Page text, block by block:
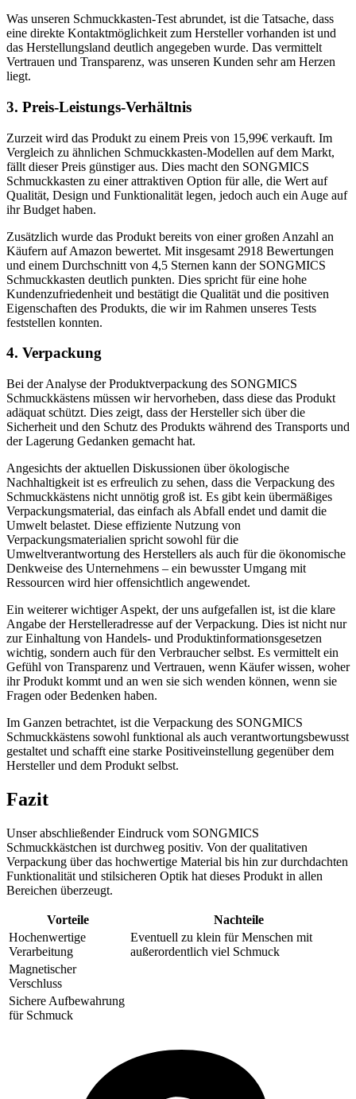
Was unseren Schmuckkasten-Test abrundet, ist die Tatsache, dass
eine direkte Kontaktmöglichkeit zum Hersteller vorhanden ist und
das Herstellungsland deutlich angegeben wurde. Das vermittelt
Vertrauen und Transparenz, was unseren Kunden sehr am Herzen
liegt.
3. Preis-Leistungs-Verhältnis
Zurzeit wird das Produkt zu einem Preis von 15,99€ verkauft. Im
Vergleich zu ähnlichen Schmuckkasten-Modellen auf dem Markt,
fällt dieser Preis günstiger aus. Dies macht den SONGMICS
Schmuckkasten zu einer attraktiven Option für alle, die Wert auf
Qualität, Design und Funktionalität legen, jedoch auch ein Auge auf
ihr Budget haben.
Zusätzlich wurde das Produkt bereits von einer großen Anzahl an
Käufern auf Amazon bewertet. Mit insgesamt 2918 Bewertungen
und einem Durchschnitt von 4,5 Sternen kann der SONGMICS
Schmuckkasten deutlich punkten. Dies spricht für eine hohe
Kundenzufriedenheit und bestätigt die Qualität und die positiven
Eigenschaften des Produkts, die wir im Rahmen unseres Tests
feststellen konnten.
4. Verpackung
Bei der Analyse der Produktverpackung des SONGMICS
Schmuckkästens müssen wir hervorheben, dass diese das Produkt
adäquat schützt. Dies zeigt, dass der Hersteller sich über die
Sicherheit und den Schutz des Produkts während des Transports und
der Lagerung Gedanken gemacht hat.
Angesichts der aktuellen Diskussionen über ökologische
Nachhaltigkeit ist es erfreulich zu sehen, dass die Verpackung des
Schmuckkästens nicht unnötig groß ist. Es gibt kein übermäßiges
Verpackungsmaterial, das einfach als Abfall endet und damit die
Umwelt belastet. Diese effiziente Nutzung von
Verpackungsmaterialien spricht sowohl für die
Umweltverantwortung des Herstellers als auch für die ökonomische
Denkweise des Unternehmens – ein bewusster Umgang mit
Ressourcen wird hier offensichtlich angewendet.
Ein weiterer wichtiger Aspekt, der uns aufgefallen ist, ist die klare
Angabe der Herstelleradresse auf der Verpackung. Dies ist nicht nur
zur Einhaltung von Handels- und Produktinformationsgesetzen
wichtig, sondern auch für den Verbraucher selbst. Es vermittelt ein
Gefühl von Transparenz und Vertrauen, wenn Käufer wissen, woher
ihr Produkt kommt und an wen sie sich wenden können, wenn sie
Fragen oder Bedenken haben.
Im Ganzen betrachtet, ist die Verpackung des SONGMICS
Schmuckkästens sowohl funktional als auch verantwortungsbewusst
gestaltet und schafft eine starke Positiveinstellung gegenüber dem
Hersteller und dem Produkt selbst.
Fazit
Unser abschließender Eindruck vom SONGMICS
Schmuckkästchen ist durchweg positiv. Von der qualitativen
Verpackung über das hochwertige Material bis hin zur durchdachten
Funktionalität und stilsicheren Optik hat dieses Produkt in allen
Bereichen überzeugt.
Vorteile
Nachteile
Hochenwertige
Verarbeitung
Eventuell zu klein für Menschen mit
außerordentlich viel Schmuck
Magnetischer
Verschluss
Sichere Aufbewahrung
für Schmuck